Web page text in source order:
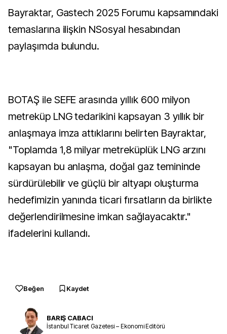
Bayraktar, Gastech 2025 Forumu kapsamındaki
temaslarına ilişkin NSosyal hesabından
paylaşımda bulundu.
BOTAŞ ile SEFE arasında yıllık 600 milyon
metreküp LNG tedarikini kapsayan 3 yıllık bir
anlaşmaya imza attıklarını belirten Bayraktar,
"Toplamda 1,8 milyar metreküplük LNG arzını
kapsayan bu anlaşma, doğal gaz temininde
sürdürülebilir ve güçlü bir altyapı oluşturma
hedefimizin yanında ticari fırsatların da birlikte
değerlendirilmesine imkan sağlayacaktır."
ifadelerini kullandı.
Beğen Kaydet
BARIŞ CABACI
İstanbul Ticaret Gazetesi – Ekonomi Editörü